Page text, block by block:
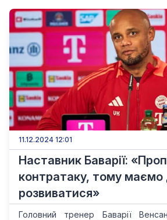
11.12.2024 12:01
Наставник Баварії:
контратаку, тому маємо
розвиватися»
Головний тренер Баварії